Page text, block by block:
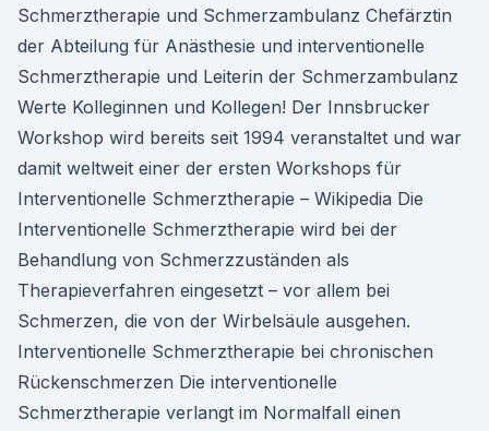
Schmerztherapie und Schmerzambulanz Chefärztin
der Abteilung für Anästhesie und interventionelle
Schmerztherapie und Leiterin der Schmerzambulanz
Werte Kolleginnen und Kollegen! Der Innsbrucker
Workshop wird bereits seit 1994 veranstaltet und war
damit weltweit einer der ersten Workshops für
Interventionelle Schmerztherapie – Wikipedia Die
Interventionelle Schmerztherapie wird bei der
Behandlung von Schmerzzuständen als
Therapieverfahren eingesetzt – vor allem bei
Schmerzen, die von der Wirbelsäule ausgehen.
Interventionelle Schmerztherapie bei chronischen
Rückenschmerzen Die interventionelle
Schmerztherapie verlangt im Normalfall einen